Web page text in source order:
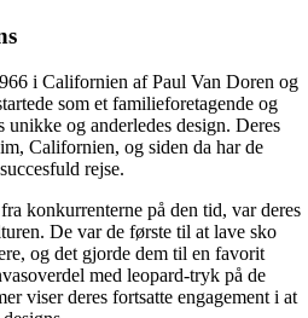
i Californien af Paul Van Doren og
som et familieforetagende og
og anderledes design. Deres
Californien, og siden da har de
rejse.
konkurrenterne på den tid, var deres
De var de første til at lave sko
og det gjorde dem til en favorit
med leopard-tryk på de
viser deres fortsatte engagement i at